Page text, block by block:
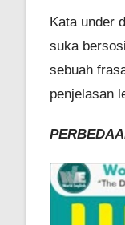
Kata under
suka
sebuah
penjelasan